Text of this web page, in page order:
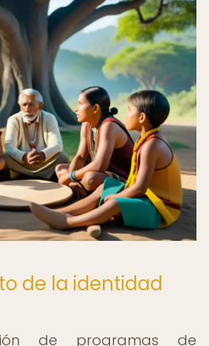
de la identidad
de programas de